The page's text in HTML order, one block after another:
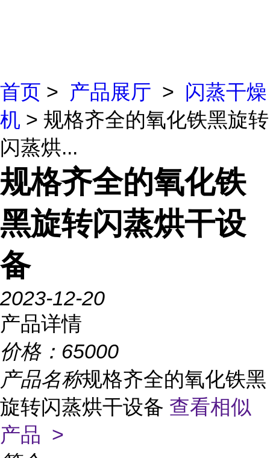
首页 > 产品展厅 > 闪蒸干燥
机 > 规格齐全的氧化铁黑旋转
闪蒸烘...
规格齐全的氧化铁
黑旋转闪蒸烘干设
备
2023-12-20
产品详情
价格： 65000
产品名称规格齐全的氧化铁黑
旋转闪蒸烘干设备 查看相似
产品 >